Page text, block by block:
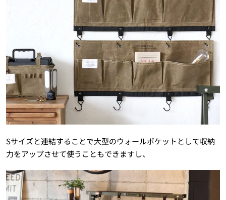
Sサイズと連結することで大型のウォールポケットとして収納
力をアップさせて使うこともできますし、